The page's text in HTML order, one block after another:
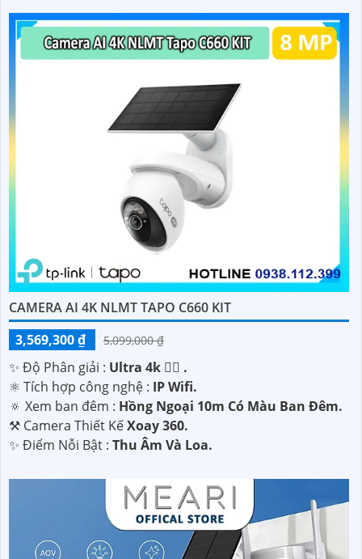
CAMERA AI 4K NLMT TAPO C660 KIT
3,569,300 ₫
5,099,000 ₫
✨ Độ Phân giải : Ultra 4k 👍🏾 .
⚛️ Tích hợp công nghệ : IP Wifi.
🔅 Xem ban đêm : Hồng Ngoại 10m Có Màu Ban Ðêm.
⚒ Camera Thiết KếXoay 360.
️✨ Điểm Nỗi Bật : Thu Âm Và Loa.